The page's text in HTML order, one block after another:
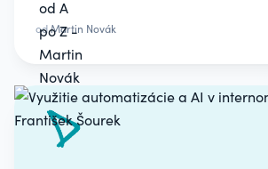
odMartin Novák